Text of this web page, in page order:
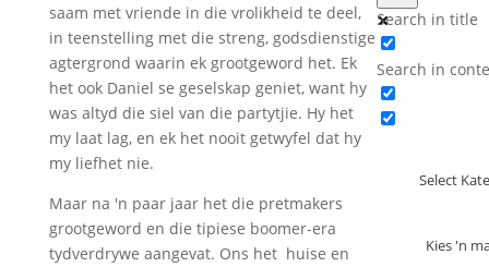
saam met vriende in die vrolikheid te deel,
in teenstelling met die streng, godsdienstige
agtergrond waarin ek grootgeword het. Ek
het ook Daniel se geselskap geniet, want hy
was altyd die siel van die partytjie. Hy het
my laat lag, en ek het nooit getwyfel dat hy
my liefhet nie.
Maar na 'n paar jaar het die pretmakers
grootgeword en die tipiese boomer-era
tydverdrywe aangevat. Ons het huise en
Search in title
Search in